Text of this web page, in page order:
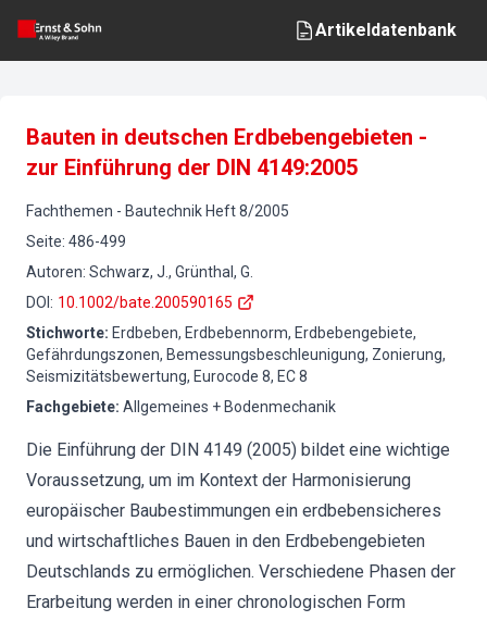
Artikeldatenbank
Bauten in deutschen Erdbebengebieten -
zur Einführung der DIN 4149:2005
Fachthemen - Bautechnik Heft8/2005
Seite: 486-499
Autoren: Schwarz, J., Grünthal, G.
DOI : 10.1002/bate.200590165
Stichworte: Erdbeben, Erdbebennorm, Erdbebengebiete,
Gefährdungszonen, Bemessungsbeschleunigung, Zonierung,
Seismizitätsbewertung, Eurocode 8, EC 8
Fachgebiete: Allgemeines + Bodenmechanik
Die Einführung der DIN 4149 (2005) bildet eine wichtige
Voraussetzung, um im Kontext der Harmonisierung
europäischer Baubestimmungen ein erdbebensicheres
und wirtschaftliches Bauen in den Erdbebengebieten
Deutschlands zu ermöglichen. Verschiedene Phasen der
Erarbeitung werden in einer chronologischen Form